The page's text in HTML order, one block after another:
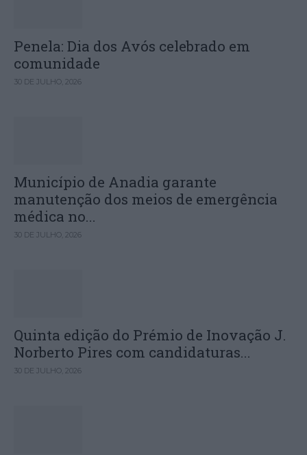
Penela: Dia dos Avós celebrado em
comunidade
30 DE JULHO, 2026
Município de Anadia garante
manutenção dos meios de emergência
médica no...
30 DE JULHO, 2026
Quinta edição do Prémio de Inovação J.
Norberto Pires com candidaturas...
30 DE JULHO, 2026